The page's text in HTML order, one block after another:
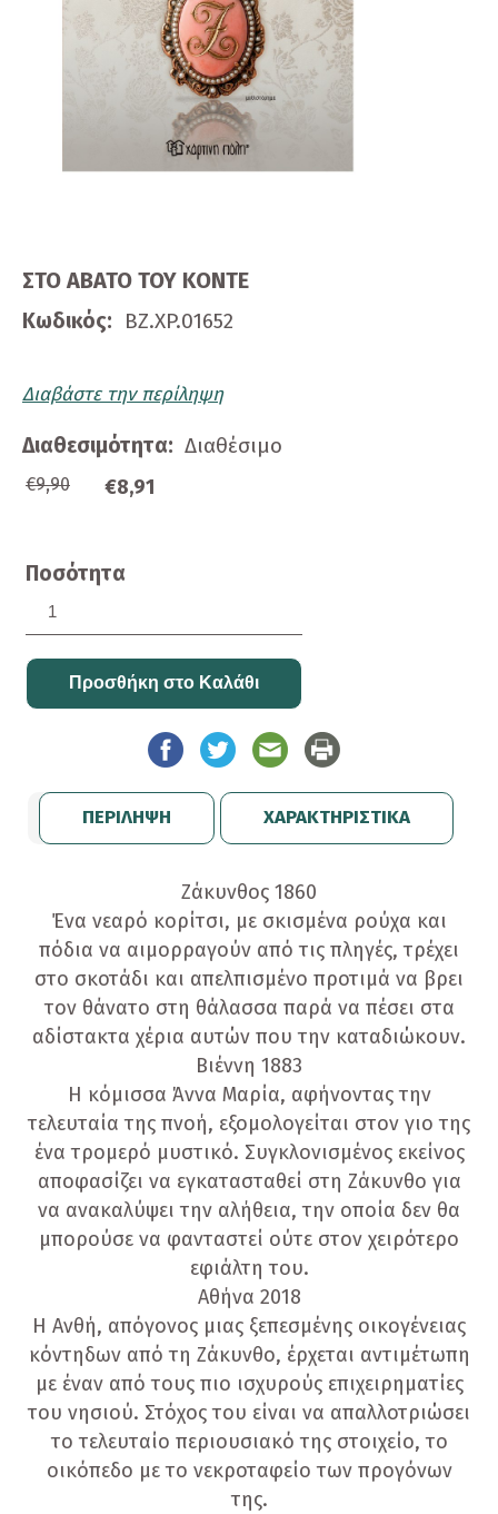
ΣΤΟ ΑΒΑΤΟ ΤΟΥ ΚΟΝΤΕ
Κωδικός: ΒΖ.ΧP.01652
Διαβάστε την περίληψη
Διαθεσιμότητα: Διαθέσιμο
€9,90 €8,91
Ποσότητα
ΠΕΡΙΛΗΨΗ ΧΑΡΑΚΤΗΡΙΣΤΙΚΑ
Ζάκυνθος 1860
Ένα νεαρό κορίτσι, με σκισμένα ρούχα και
πόδια να αιμορραγούν από τις πληγές, τρέχει
στο σκοτάδι και απελπισμένο προτιμά να βρει
τον θάνατο στη θάλασσα παρά να πέσει στα
αδίστακτα χέρια αυτών που την καταδιώκουν.
Βιέννη 1883
Η κόμισσα Άννα Μαρία, αφήνοντας την
τελευταία της πνοή, εξομολογείται στον γιο της
ένα τρομερό μυστικό. Συγκλονισμένος εκείνος
αποφασίζει να εγκατασταθεί στη Ζάκυνθο για
να ανακαλύψει την αλήθεια, την οποία δεν θα
μπορούσε να φανταστεί ούτε στον χειρότερο
εφιάλτη του.
Αθήνα 2018
Η Ανθή, απόγονος μιας ξεπεσμένης οικογένειας
κόντηδων από τη Ζάκυνθο, έρχεται αντιμέτωπη
με έναν από τους πιο ισχυρούς επιχειρηματίες
του νησιού. Στόχος του είναι να απαλλοτριώσει
το τελευταίο περιουσιακό της στοιχείο, το
οικόπεδο με το νεκροταφείο των προγόνων
της.